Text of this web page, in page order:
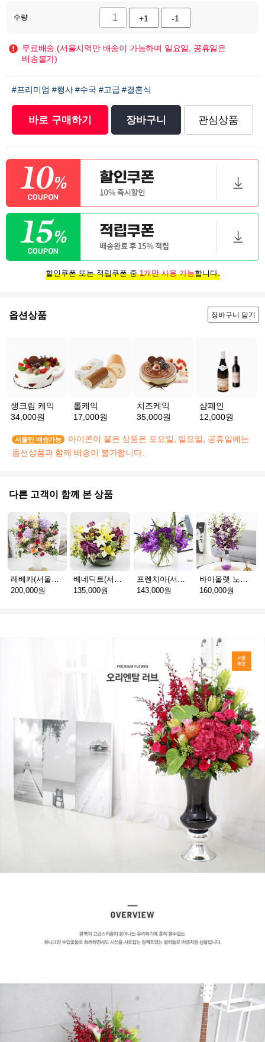
수량 +1 -1
무료배송 (서울지역만 배송이 가능하며 일요일, 공휴일은
배송불가)
#프리미엄 #행사 #수국 #고급 #결혼식
바로 구매하기 장바구니 관심상품
할인쿠폰 또는 적립쿠폰 중1개만 사용 가능합니다.
옵션상품 장바구니 담기
생크림 케익
34,000원
롤케익
17,000원
치즈케익
35,000원
샴페인
12,000원
서울만 배송가능
아이콘이 붙은 상품은 토요일, 일요일, 공휴일에는
옵션상품과 함께 배송이 불가합니다.
다른 고객이 함께 본 상품
레베카(서울P_예약배송)
200,000원
베네딕트(서울P_예약배송)
135,000원
프렌치아(서울P_예약배송)
143,000원
바이올렛 노블(서울P_예약배송)
160,000원